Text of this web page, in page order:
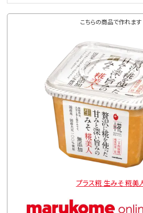
こちらの商品で作れます
プラス糀 生みそ 糀美